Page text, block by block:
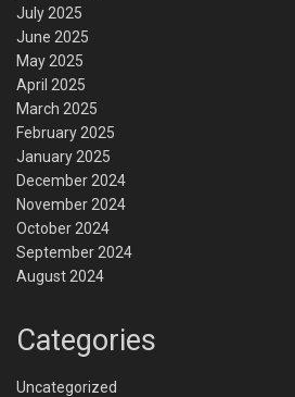
July 2025
June 2025
May 2025
April 2025
March 2025
February 2025
January 2025
December 2024
November 2024
October 2024
September 2024
August 2024
Categories
Uncategorized